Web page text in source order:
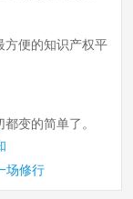
方便的知识产权平
变的简单了。
场修行